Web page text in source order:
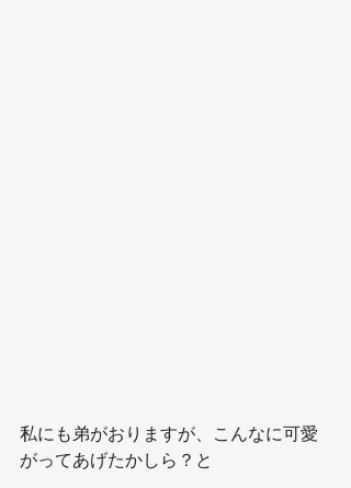
私にも弟がおりますが、こんなに可愛
がってあげたかしら？と